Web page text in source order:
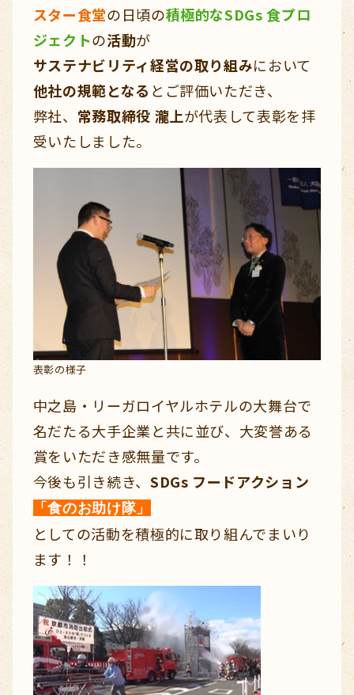
スター食堂の日頃の積極的なSDGs 食プロ
ジェクトの活動が
サステナビリティ経営の取り組みにおいて
他社の規範となる とご評価いただき、
弊社、 常務取締役 瀧上が代表して表彰を拝
受いたしました。
表彰の様子
中之島・リーガロイヤルホテルの大舞台で
名だたる大手企業と共に並び、大変誉ある
賞をいただき感無量です。
今後も引き続き、 SDGs フードアクション
「食のお助け隊」
としての活動を積極的に取り組んでまいり
ます！！